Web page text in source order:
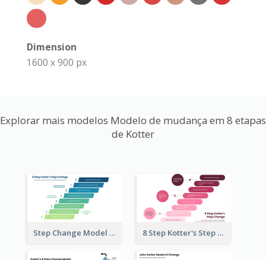
Dimension
1600 x 900 px
Explorar mais modelos Modelo de mudança em 8 etapas
de Kotter
Step Change Model Of 8 Step Kotter 8 Step Kotter's Step Change Model